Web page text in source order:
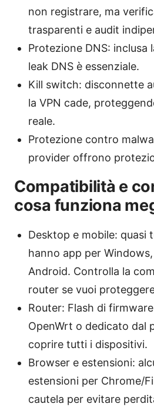
non registrare, ma
trasparenti e audit
Protezione DNS: inclusa
leak DNS è essenziale.
Kill switch: disconnette
la VPN cade,
reale.
Protezione contro
provider offrono
Compatibilità e
cosa funziona
Desktop e mobile: quasi
hanno app per Windows,
Android. Controlla la
router se vuoi
Router: Flash di
OpenWrt o dedicato dal
coprire tutti i dispositivi.
Browser e estensioni:
estensioni per Chrome/
cautela per evitare